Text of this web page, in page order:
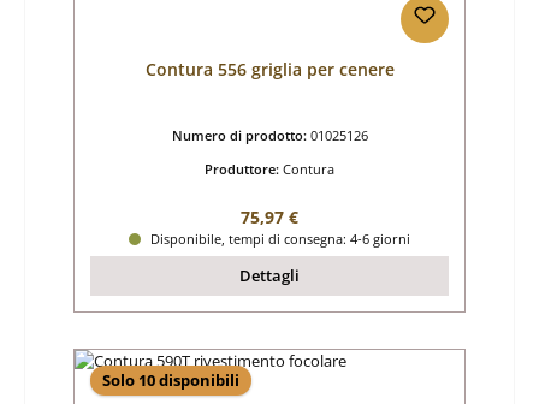
Contura 556 griglia per cenere
Numero di prodotto: 01025126
Produttore: Contura
Prezzo normale:
75,97 €
Disponibile, tempi di consegna: 4-6 giorni
Dettagli
Solo 10 disponibili